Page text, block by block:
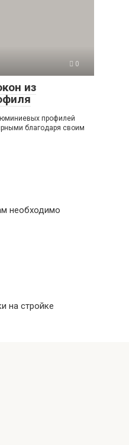
0
из
профилей
благодаря своим
необходимо
на стройке